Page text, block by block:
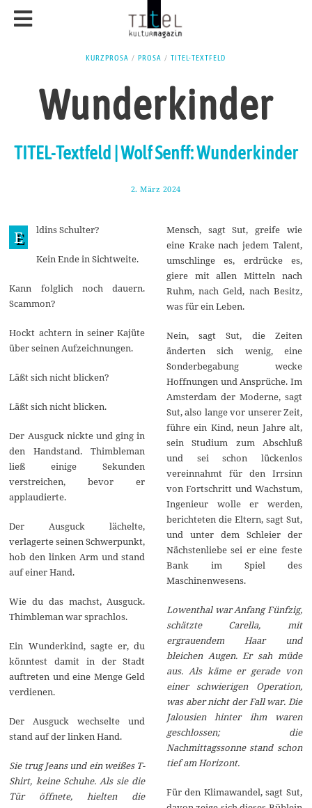
KURZPROSA / PROSA / TITEL-TEXTFELD
Wunderkinder
TITEL-Textfeld | Wolf Senff: Wunderkinder
2. März 2024
ä
z
2
0
2
4
E ldins Schulter?
Kein Ende in Sichtweite.
Kann folglich noch dauern.
Scammon?
Hockt achtern in seiner Kajüte
über seinen Aufzeichnungen.
Läßt sich nicht blicken?
Läßt sich nicht blicken.
Der Ausguck nickte und ging in
den Handstand. Thimbleman
ließ einige Sekunden
verstreichen, bevor er
applaudierte.
Der Ausguck lächelte,
verlagerte seinen Schwerpunkt,
hob den linken Arm und stand
auf einer Hand.
Wie du das machst, Ausguck.
Thimbleman war sprachlos.
Ein Wunderkind, sagte er, du
könntest damit in der Stadt
auftreten und eine Menge Geld
verdienen.
Der Ausguck wechselte und
stand auf der linken Hand.
Sie trug Jeans und ein weißes T-
Shirt, keine Schuhe. Als sie die
Tür öffnete, hielten die
Mensch, sagt Sut, greife wie
eine Krake nach jedem Talent,
umschlinge es, erdrücke es,
giere mit allen Mitteln nach
Ruhm, nach Geld, nach Besitz,
was für ein Leben.
Nein, sagt Sut, die Zeiten
änderten sich wenig, eine
Sonderbegabung wecke
Hoffnungen und Ansprüche. Im
Amsterdam der Moderne, sagt
Sut, also lange vor unserer Zeit,
führe ein Kind, neun Jahre alt,
sein Studium zum Abschluß
und sei schon lückenlos
vereinnahmt für den Irrsinn
von Fortschritt und Wachstum,
Ingenieur wolle er werden,
berichteten die Eltern, sagt Sut,
und unter dem Schleier der
Nächstenliebe sei er eine feste
Bank im Spiel des
Maschinenwesens.
Lowenthal war Anfang Fünfzig,
schätzte Carella, mit
ergrauendem Haar und
bleichen Augen. Er sah müde
aus. Als käme er gerade von
einer schwierigen Operation,
was aber nicht der Fall war. Die
Jalousien hinter ihm waren
geschlossen; die
Nachmittagssonne stand schon
tief am Horizont.
Für den Klimawandel, sagt Sut,